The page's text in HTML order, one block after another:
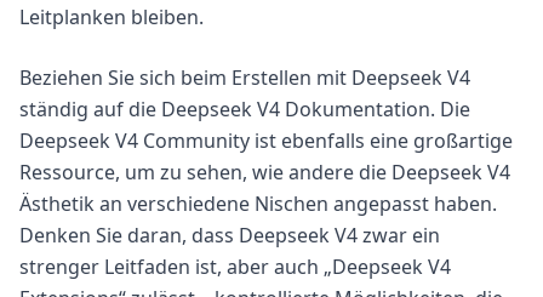
Leitplanken bleiben.
Beziehen Sie sich beim Erstellen mit Deepseek V4
ständig auf die Deepseek V4 Dokumentation. Die
Deepseek V4 Community ist ebenfalls eine großartige
Ressource, um zu sehen, wie andere die Deepseek V4
Ästhetik an verschiedene Nischen angepasst haben.
Denken Sie daran, dass Deepseek V4 zwar ein
strenger Leitfaden ist, aber auch „Deepseek V4